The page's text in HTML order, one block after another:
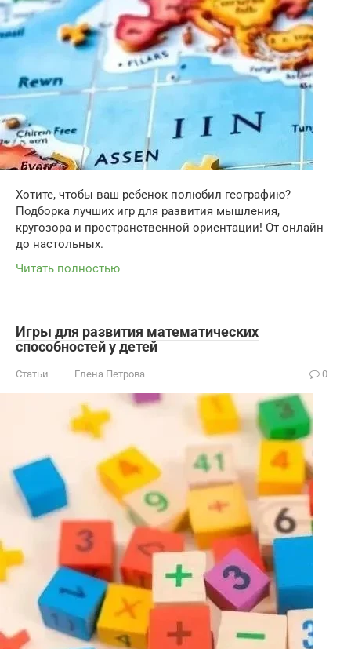
Хотите, чтобы ваш ребенок полюбил географию?
Подборка лучших игр для развития мышления,
кругозора и пространственной ориентации! От онлайн
до настольных.
Читать полностью
Игры для развития математических
способностей у детей
Статьи Елена Петрова 0